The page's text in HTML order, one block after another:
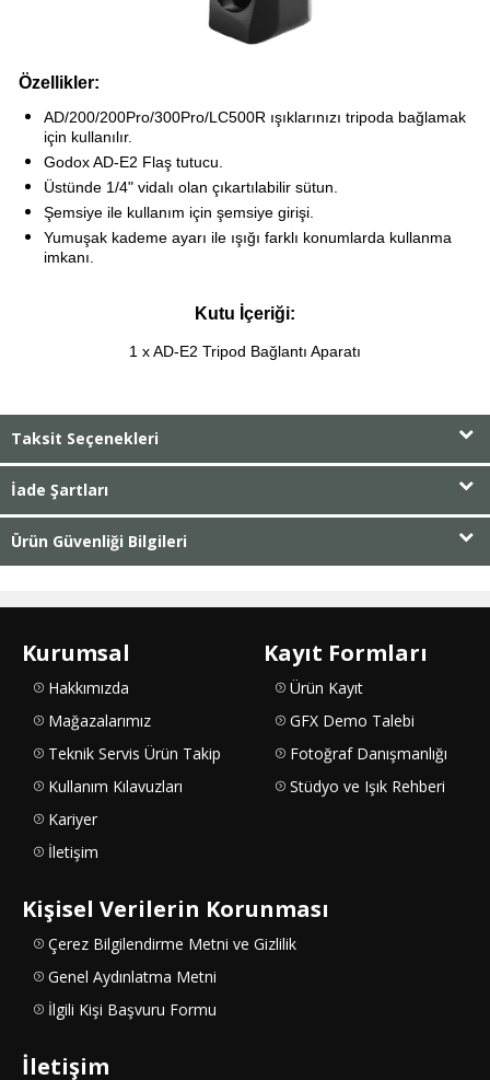
Özellikler:
AD/200/200Pro/300Pro/LC500R ışıklarınızı tripoda bağlamak
için kullanılır.
Godox AD-E2 Flaş tutucu.
Üstünde 1/4" vidalı olan çıkartılabilir sütun.
Şemsiye ile kullanım için şemsiye girişi.
Yumuşak kademe ayarı ile ışığı farklı konumlarda kullanma
imkanı.
Kutu İçeriği:
1 x AD-E2 Tripod Bağlantı Aparatı
Taksit Seçenekleri
İade Şartları
Ürün Güvenliği Bilgileri
Kurumsal
Hakkımızda
Mağazalarımız
Teknik Servis Ürün Takip
Kullanım Kılavuzları
Kariyer
İletişim
Kayıt Formları
Ürün Kayıt
GFX Demo Talebi
Fotoğraf Danışmanlığı
Stüdyo ve Işık Rehberi
Kişisel Verilerin Korunması
Çerez Bilgilendirme Metni ve Gizlilik
Genel Aydınlatma Metni
İlgili Kişi Başvuru Formu
İletişim